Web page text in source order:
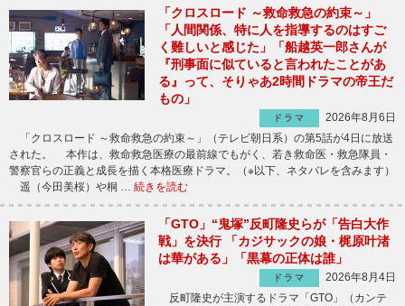
「クロスロード ～救命救急の約束～」
「人間関係、特に人を指導するのはすご
く難しいと感じた」「船越英一郎さんが
『刑事面に似ていると言われたことがあ
る』って、そりゃあ2時間ドラマの帝王だ
もの」
ドラマ
2026年8月6日
「クロスロード ～救命救急の約束～」（テレビ朝日系）の第5話が4日に放送
された。 本作は、救命救急医療の最前線でもがく、若き救命医・救急隊員・
警察官らの正義と成長を描く本格医療ドラマ。（※以下、ネタバレを含みます）
遥（今田美桜）や桐 … 続きを読む
「GTO」“鬼塚”反町隆史らが「告白大作
戦」を決行 「カジサックの娘・梶原叶渚
は華がある」「黒幕の正体は誰」
ドラマ
2026年8月4日
反町隆史が主演するドラマ「GTO」（カンテ